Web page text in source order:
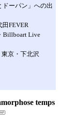
ドーパン」への出
田FEVER
Billboart Live
京・下北沢
temps